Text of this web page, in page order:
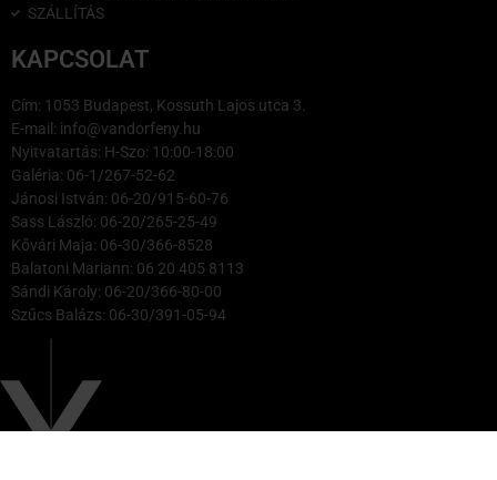
SZÁLLÍTÁS
KAPCSOLAT
Cím: 1053 Budapest, Kossuth Lajos utca 3.
E-mail: info@vandorfeny.hu
Nyitvatartás: H-Szo: 10:00-18:00
Galéria: 06-1/267-52-62
Jánosi István: 06-20/915-60-76
Sass László: 06-20/265-25-49
Kővári Maja: 06-30/366-8528
Balatoni Mariann: 06 20 405 8113
Sándi Károly: 06-20/366-80-00
Szűcs Balázs: 06-30/391-05-94